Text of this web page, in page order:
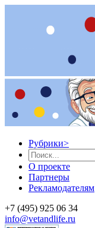
Рубрики>
О проекте
Партнеры
Рекламодателям
+7 (495) 925 06 34
info@vetandlife.ru